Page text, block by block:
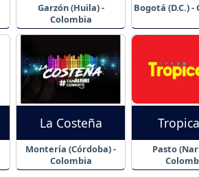
Garzón (Huila) -
Colombia
Bogotá (D.C.) -
La Costeña
Montería (Córdoba) -
Colombia
Pasto